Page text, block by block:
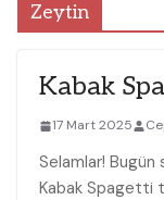
Zeytin
Kabak
17 Mart 2025
Selamlar!
Kabak Spagetti